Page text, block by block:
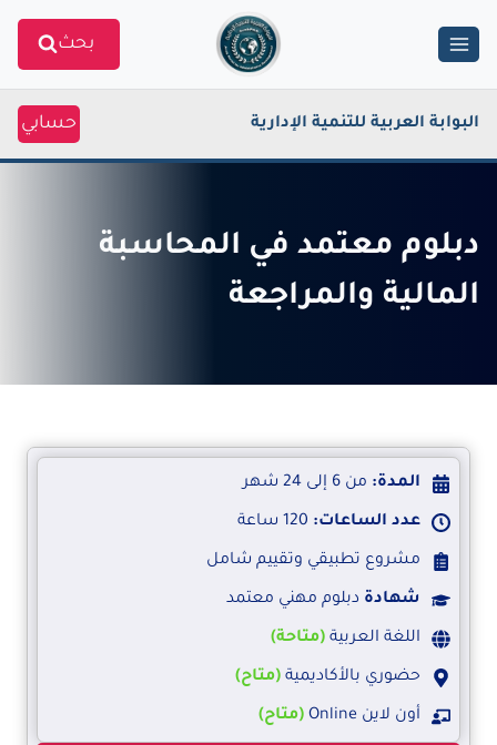
بحث
البوابة العربية للتنمية الإدارية حسابي
دبلوم معتمد في المحاسبة
المالية والمراجعة
المدة: من 6 إلى 24 شهر
عدد الساعات: 120 ساعة
مشروع تطبيقي وتقييم شامل
شهادة دبلوم مهني معتمد
اللغة العربية (متاحة)
حضوري بالأكاديمية (متاح)
أون لاين Online (متاح)